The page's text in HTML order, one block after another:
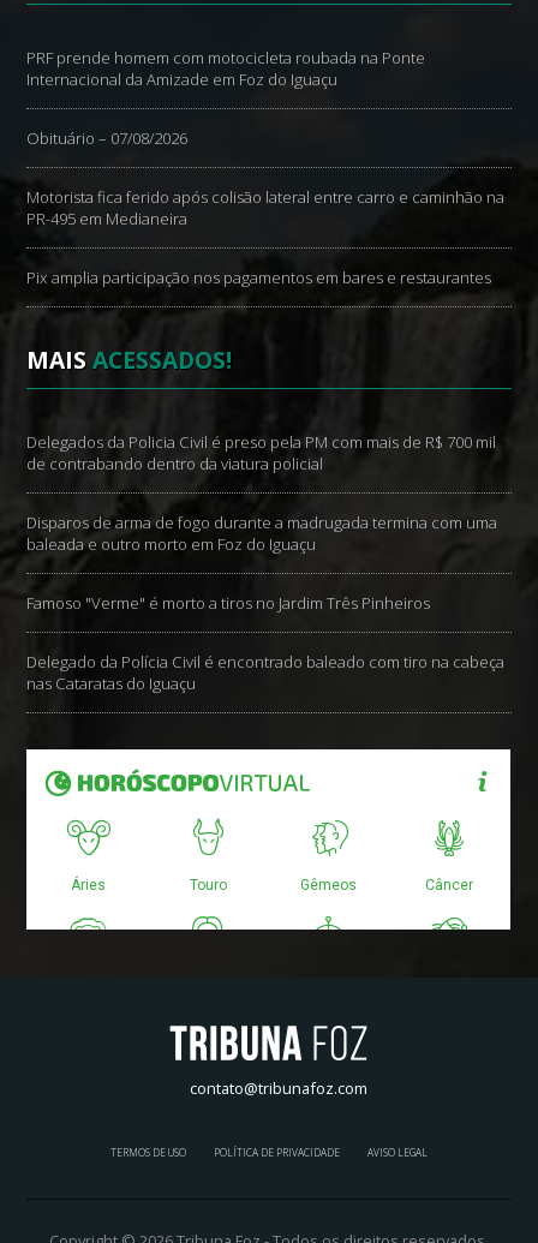
PRF prende homem com motocicleta roubada na Ponte
Internacional da Amizade em Foz do Iguaçu
Obituário – 07/08/2026
Motorista fica ferido após colisão lateral entre carro e caminhão na
PR-495 em Medianeira
Pix amplia participação nos pagamentos em bares e restaurantes
MAISACESSADOS!
Delegados da Policia Civil é preso pela PM com mais de R$ 700 mil
de contrabando dentro da viatura policial
Disparos de arma de fogo durante a madrugada termina com uma
baleada e outro morto em Foz do Iguaçu
Famoso "Verme" é morto a tiros no Jardim Três Pinheiros
Delegado da Polícia Civil é encontrado baleado com tiro na cabeça
nas Cataratas do Iguaçu
contato@tribunafoz.com
TERMOS DE USO POLÍTICA DE PRIVACIDADE AVISO LEGAL